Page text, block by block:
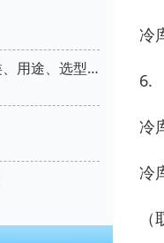
冷库行业科普：什么是冷库？分类、用途、选型要点全解析
冷
6.
冷
冷